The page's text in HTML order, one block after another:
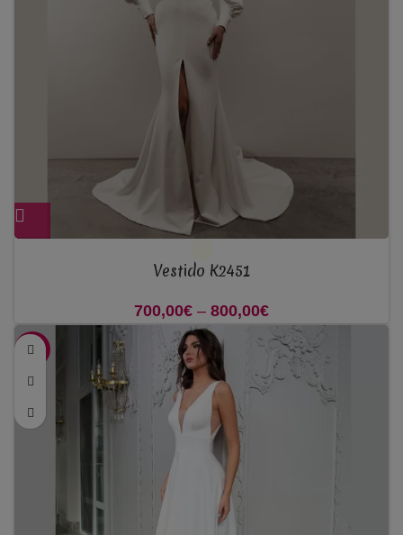
Vestido K2451
700,00€ – 800,00€
700,00€ through
800,00€
-35%